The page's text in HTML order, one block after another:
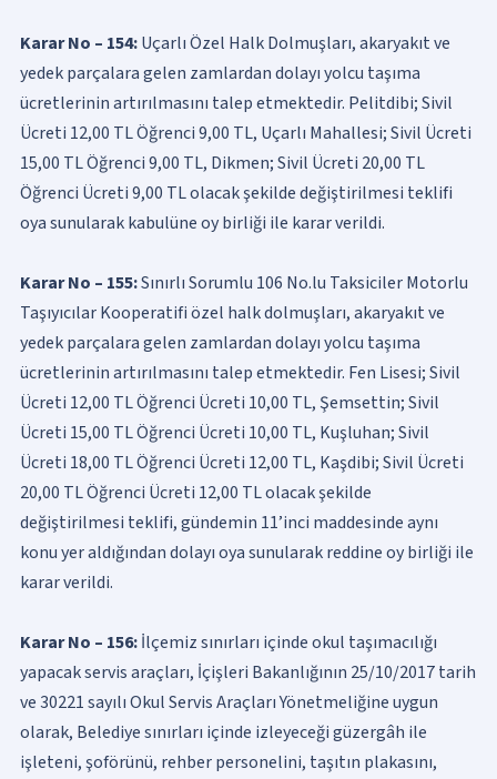
Karar No – 154:Uçarlı Özel Halk Dolmuşları, akaryakıt ve
yedek parçalara gelen zamlardan dolayı yolcu taşıma
ücretlerinin artırılmasını talep etmektedir. Pelitdibi; Sivil
Ücreti 12,00 TL Öğrenci 9,00 TL, Uçarlı Mahallesi; Sivil Ücreti
15,00 TL Öğrenci 9,00 TL, Dikmen; Sivil Ücreti 20,00 TL
Öğrenci Ücreti 9,00 TL olacak şekilde değiştirilmesi teklifi
oya sunularak kabulüne oy birliği ile karar verildi.
Karar No – 155:Sınırlı Sorumlu 106 No.lu Taksiciler Motorlu
Taşıyıcılar Kooperatifi özel halk dolmuşları, akaryakıt ve
yedek parçalara gelen zamlardan dolayı yolcu taşıma
ücretlerinin artırılmasını talep etmektedir. Fen Lisesi; Sivil
Ücreti 12,00 TL Öğrenci Ücreti 10,00 TL, Şemsettin; Sivil
Ücreti 15,00 TL Öğrenci Ücreti 10,00 TL, Kuşluhan; Sivil
Ücreti 18,00 TL Öğrenci Ücreti 12,00 TL, Kaşdibi; Sivil Ücreti
20,00 TL Öğrenci Ücreti 12,00 TL olacak şekilde
değiştirilmesi teklifi, gündemin 11’inci maddesinde aynı
konu yer aldığından dolayı oya sunularak reddine oy birliği ile
karar verildi.
Karar No – 156:İlçemiz sınırları içinde okul taşımacılığı
yapacak servis araçları, İçişleri Bakanlığının 25/10/2017 tarih
ve 30221 sayılı Okul Servis Araçları Yönetmeliğine uygun
olarak, Belediye sınırları içinde izleyeceği güzergâh ile
işleteni, şoförünü, rehber personelini, taşıtın plakasını,